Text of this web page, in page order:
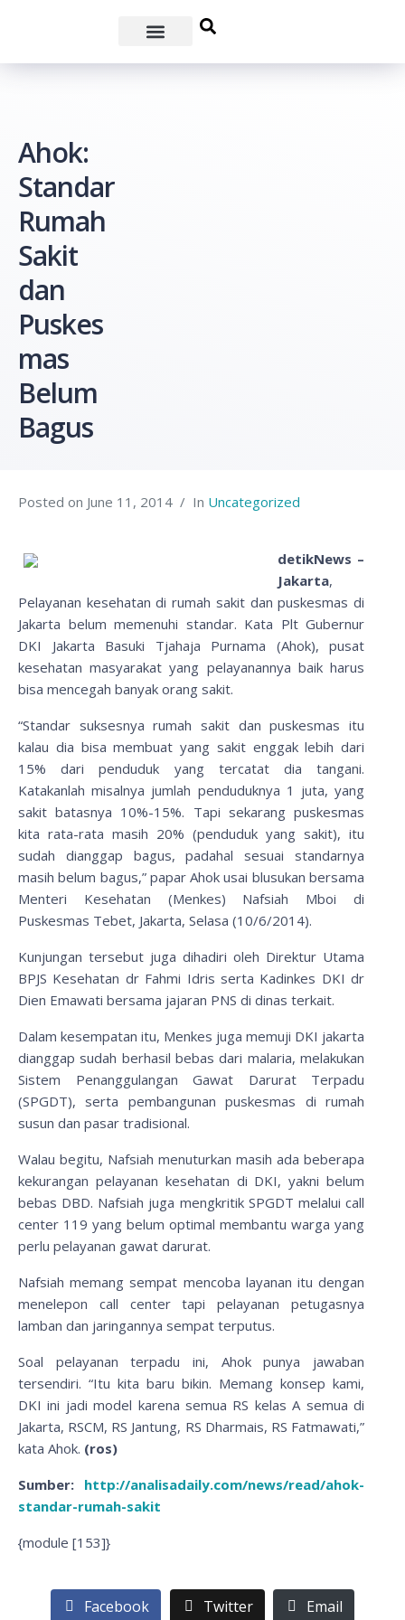
Ahok:
Standar
Rumah
Sakit
dan
Puskes
mas
Belum
Bagus
Posted on June 11, 2014 In Uncategorized
detikNews –
Jakarta,
Pelayanan kesehatan di rumah sakit dan puskesmas di
Jakarta belum memenuhi standar. Kata Plt Gubernur
DKI Jakarta Basuki Tjahaja Purnama (Ahok), pusat
kesehatan masyarakat yang pelayanannya baik harus
bisa mencegah banyak orang sakit.
“Standar suksesnya rumah sakit dan puskesmas itu
kalau dia bisa membuat yang sakit enggak lebih dari
15% dari penduduk yang tercatat dia tangani.
Katakanlah misalnya jumlah penduduknya 1 juta, yang
sakit batasnya 10%-15%. Tapi sekarang puskesmas
kita rata-rata masih 20% (penduduk yang sakit), itu
sudah dianggap bagus, padahal sesuai standarnya
masih belum bagus,” papar Ahok usai blusukan bersama
Menteri Kesehatan (Menkes) Nafsiah Mboi di
Puskesmas Tebet, Jakarta, Selasa (10/6/2014).
Kunjungan tersebut juga dihadiri oleh Direktur Utama
BPJS Kesehatan dr Fahmi Idris serta Kadinkes DKI dr
Dien Emawati bersama jajaran PNS di dinas terkait.
Dalam kesempatan itu, Menkes juga memuji DKI jakarta
dianggap sudah berhasil bebas dari malaria, melakukan
Sistem Penanggulangan Gawat Darurat Terpadu
(SPGDT), serta pembangunan puskesmas di rumah
susun dan pasar tradisional.
Walau begitu, Nafsiah menuturkan masih ada beberapa
kekurangan pelayanan kesehatan di DKI, yakni belum
bebas DBD. Nafsiah juga mengkritik SPGDT melalui call
center 119 yang belum optimal membantu warga yang
perlu pelayanan gawat darurat.
Nafsiah memang sempat mencoba layanan itu dengan
menelepon call center tapi pelayanan petugasnya
lamban dan jaringannya sempat terputus.
Soal pelayanan terpadu ini, Ahok punya jawaban
tersendiri. “Itu kita baru bikin. Memang konsep kami,
DKI ini jadi model karena semua RS kelas A semua di
Jakarta, RSCM, RS Jantung, RS Dharmais, RS Fatmawati,”
kata Ahok. (ros)
Sumber: http://analisadaily.com/news/read/ahok-
standar-rumah-sakit
{module [153]}
Facebook Twitter Email